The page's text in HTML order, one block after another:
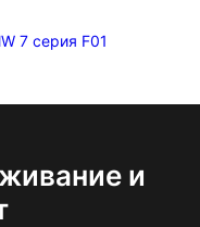
7 серия F01
и